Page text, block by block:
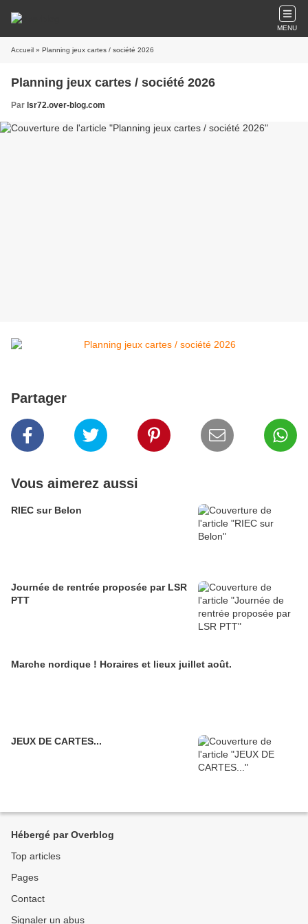
MENU
Accueil » Planning jeux cartes / société 2026
Planning jeux cartes / société 2026
Par lsr72.over-blog.com
Partager
Vous aimerez aussi
RIEC sur Belon
Journée de rentrée proposée par LSR
PTT
Marche nordique ! Horaires et lieux juillet août.
JEUX DE CARTES...
Hébergé par Overblog
Top articles
Pages
Contact
Signaler un abus